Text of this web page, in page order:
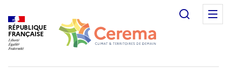
RÉPUBLIQUE
FRANÇAISE